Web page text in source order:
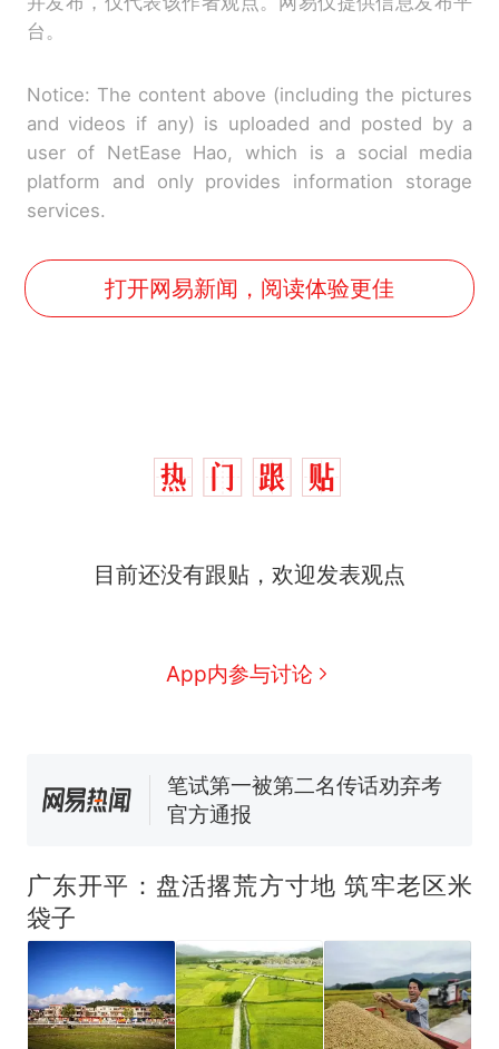
台。
Notice: The content above (including the pictures
and videos if any) is uploaded and posted by a
user of NetEase Hao, which is a social media
platform and only provides information storage
services.
打开网易新闻，阅读体验更佳
目前还没有跟贴，欢迎发表观点
App内参与讨论
热
制裁瓜子饺子，美国怕什
因老师一句“跟我回家”改写了
协会回应
男子上山采菌偶然发现鸡枞菌
窝，原地守1天等它长大：挖了
来源：参考消息）
笔试第一被第二名传话劝弃考
官方通报
么？
广东开平：盘活撂荒方寸地 筑牢老区米
袋子